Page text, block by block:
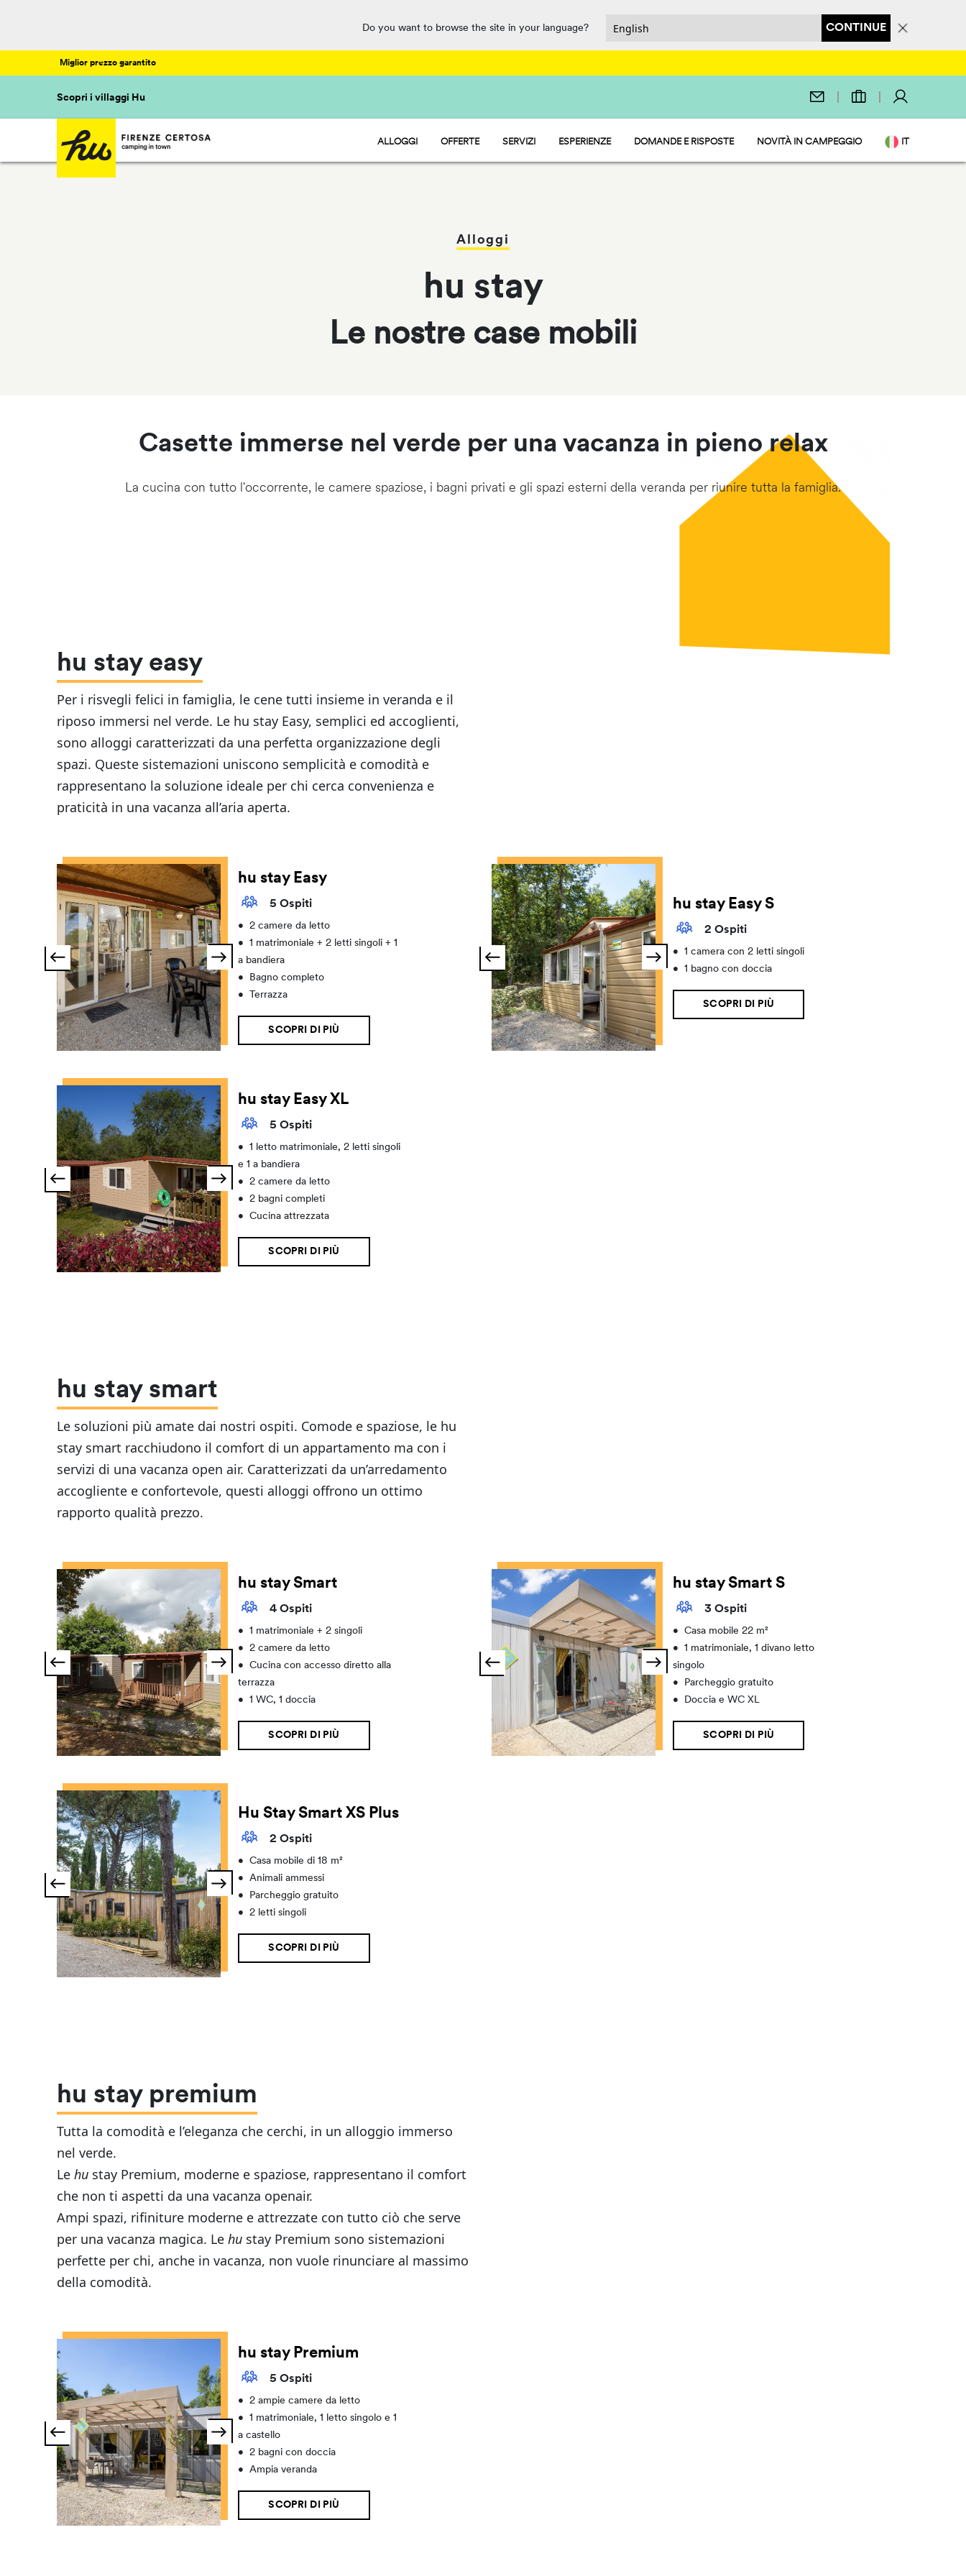
Do you want to browse the site in your language? CONTINUE
Miglior prezzo garantito
Scopri i villaggi Hu
ALLOGGI
HU CAMP - PIAZZOLE
OFFERTE SERVIZI
MARKET
ESPERIENZE DOMANDE E RISPOSTE NOVITÀ IN CAMPEGGIO IT
DE
Alloggi
hu stay
Le nostre case mobili
Casette immerse nel verde per una vacanza in pieno relax
La cucina con tutto l'occorrente, le camere spaziose, i bagni privati e gli spazi esterni della veranda per riunire tutta la famiglia.
hu stay easy
Per i risvegli felici in famiglia, le cene tutti insieme in veranda e il
riposo immersi nel verde. Le hu stay Easy, semplici ed accoglienti,
sono alloggi caratterizzati da una perfetta organizzazione degli
spazi. Queste sistemazioni uniscono semplicità e comodità e
rappresentano la soluzione ideale per chi cerca convenienza e
praticità in una vacanza all’aria aperta.
hu stay Easy
5 Ospiti
•
2 camere da letto
•
1 matrimoniale + 2 letti singoli + 1
a bandiera
•
Bagno completo
•
Terrazza
SCOPRI DI PIÙ
hu stay Easy S
2 Ospiti
• 1 camera con 2 letti singoli
• 1 bagno con doccia
SCOPRI DI PIÙ
hu stay Easy XL
5 Ospiti
•
1 letto matrimoniale, 2 letti singoli
e 1 a bandiera
•
2 camere da letto
•
2 bagni completi
•
Cucina attrezzata
SCOPRI DI PIÙ
hu stay smart
Le soluzioni più amate dai nostri ospiti. Comode e spaziose, le hu
stay smart racchiudono il comfort di un appartamento ma con i
servizi di una vacanza open air. Caratterizzati da un’arredamento
accogliente e confortevole, questi alloggi offrono un ottimo
rapporto qualità prezzo.
hu stay Smart
4 Ospiti
•
1 matrimoniale + 2 singoli
•
2 camere da letto
•
Cucina con accesso diretto alla
terrazza
•
1 WC, 1 doccia
SCOPRI DI PIÙ
hu stay Smart S
3 Ospiti
• Casa mobile 22 m²
• 1 matrimoniale, 1 divano letto
singolo
•
Parcheggio gratuito
•
Doccia e WC XL
SCOPRI DI PIÙ
Hu Stay Smart XS Plus
2 Ospiti
•
Casa mobile di 18 m²
•
Animali ammessi
•
Parcheggio gratuito
•
2 letti singoli
SCOPRI DI PIÙ
hu stay premium
Tutta la comodità e l’eleganza che cerchi, in un alloggio immerso
nel verde.
Lehu stay Premium, moderne e spaziose, rappresentano il comfort
che non ti aspetti da una vacanza openair.
Ampi spazi, rifiniture moderne e attrezzate con tutto ciò che serve
per una vacanza magica. Lehu stay Premium sono sistemazioni
perfette per chi, anche in vacanza, non vuole rinunciare al massimo
della comodità.
hu stay Premium
5 Ospiti
•
2 ampie camere da letto
•
1 matrimoniale, 1 letto singolo e 1
a castello
•
2 bagni con doccia
•
Ampia veranda
SCOPRI DI PIÙ